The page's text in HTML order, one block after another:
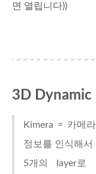
면 열립니다))
3D Dynamic
Kimera = 카메
정보를 인식해서
5개의 layer로